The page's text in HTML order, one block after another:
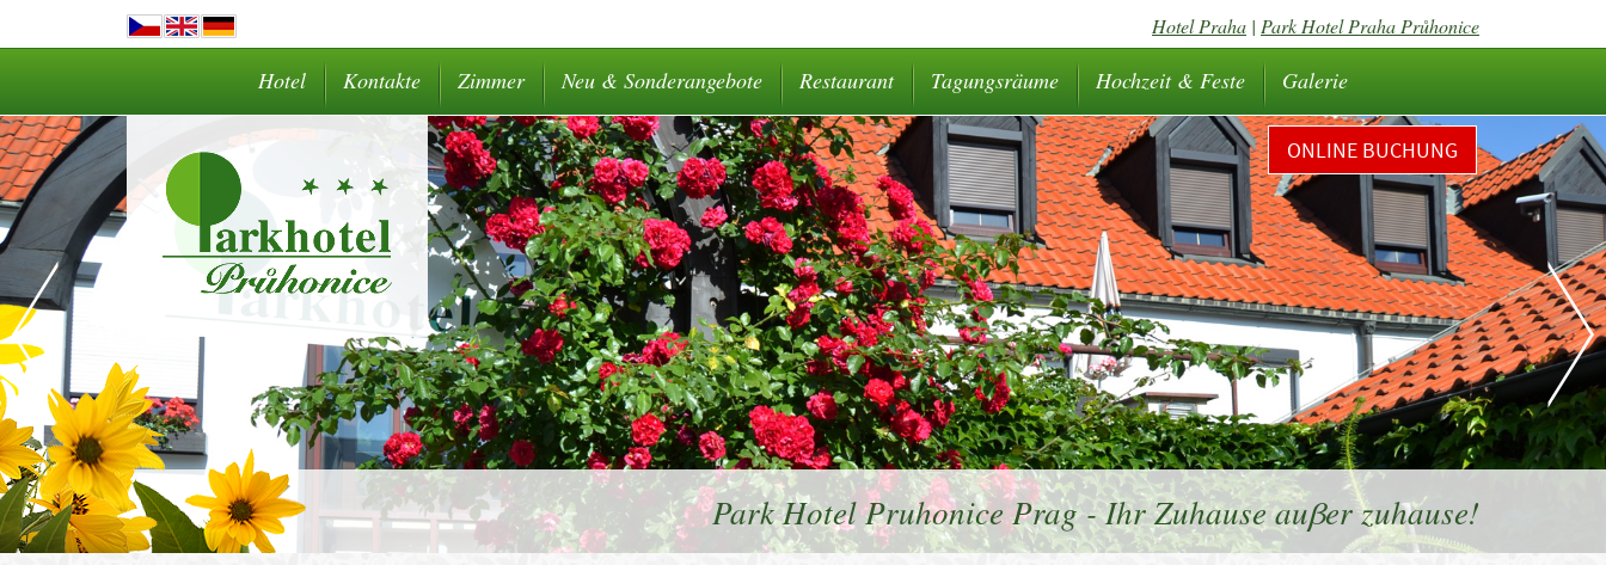
Hotel Praha | Park Hotel Praha Průhonice
Hotel Kontakte Zimmer Neu & Sonderangebote Restaurant Tagungsräume Hochzeit & Feste Galerie
Park Hotel Pruhonice Prag - Ihr Zuhause auβer zuhause!
ONLINE BUCHUNG